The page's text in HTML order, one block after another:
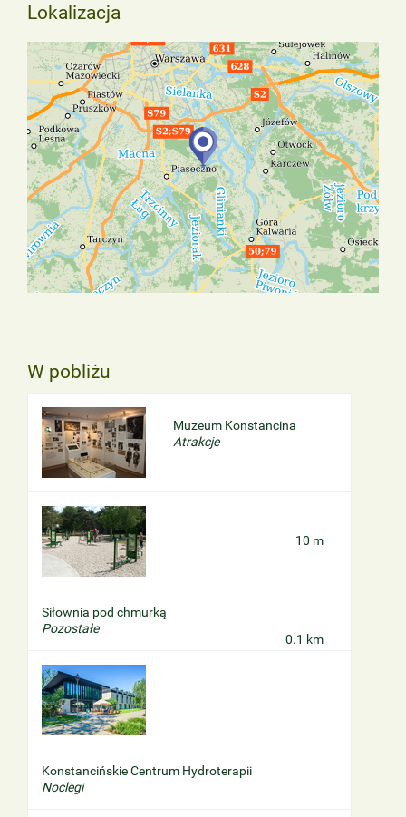
Lokalizacja
W pobliżu
Muzeum Konstancina
Atrakcje
10 m
Siłownia pod chmurką
Pozostałe
0.1 km
Konstancińskie Centrum Hydroterapii
Noclegi